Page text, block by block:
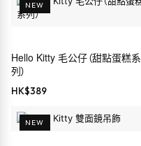
NEW
Hello Kitty 毛公仔（甜點蛋糕系
列）
HK$389
NEW